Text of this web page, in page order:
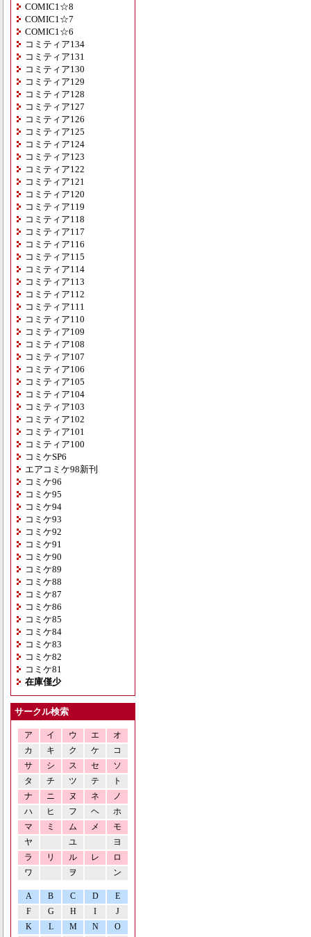
COMIC1☆8
COMIC1☆7
COMIC1☆6
コミティア134
コミティア131
コミティア130
コミティア129
コミティア128
コミティア127
コミティア126
コミティア125
コミティア124
コミティア123
コミティア122
コミティア121
コミティア120
コミティア119
コミティア118
コミティア117
コミティア116
コミティア115
コミティア114
コミティア113
コミティア112
コミティア111
コミティア110
コミティア109
コミティア108
コミティア107
コミティア106
コミティア105
コミティア104
コミティア103
コミティア102
コミティア101
コミティア100
コミケSP6
エアコミケ98新刊
コミケ96
コミケ95
コミケ94
コミケ93
コミケ92
コミケ91
コミケ90
コミケ89
コミケ88
コミケ87
コミケ86
コミケ85
コミケ84
コミケ83
コミケ82
コミケ81
在庫僅少
サークル検索
ア イ ウ エ
オ
カ
キ ク ケ
コ
サ
シ ス セ
ソ
タ
チ ツ テ
ト
ナ
ニ ヌ ネ
ノ
ハ
ヒ フ ヘ
ホ
マ
ミ ム メ
モ
ヤ
ユ
ヨ
ラ
リ ル レ
ロ
ワ
ヲ ン
A B C D
E
F
G H I
J
K
L M N O